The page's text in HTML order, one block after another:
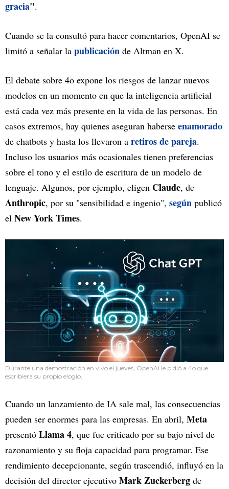
gracia".
Cuando se la consultó para hacer comentarios, OpenAI se
limitó a señalar la publicación de Altman en X.
El debate sobre 4o expone los riesgos de lanzar nuevos
modelos en un momento en que la inteligencia artificial
está cada vez más presente en la vida de las personas. En
casos extremos, hay quienes aseguran haberse enamorado
de chatbots y hasta los llevaron a retiros de pareja.
Incluso los usuarios más ocasionales tienen preferencias
sobre el tono y el estilo de escritura de un modelo de
lenguaje. Algunos, por ejemplo, eligen Claude, de
Anthropic, por su "sensibilidad e ingenio", según publicó
el New York Times.
Durante una demostración en vivo el jueves, OpenAI le pidió a 4o que
escribiera su propio elogio.
Cuando un lanzamiento de IA sale mal, las consecuencias
pueden ser enormes para las empresas. En abril, Meta
presentó Llama 4, que fue criticado por su bajo nivel de
razonamiento y su floja capacidad para programar. Ese
rendimiento decepcionante, según trascendió, influyó en la
decisión del director ejecutivo Mark Zuckerberg de